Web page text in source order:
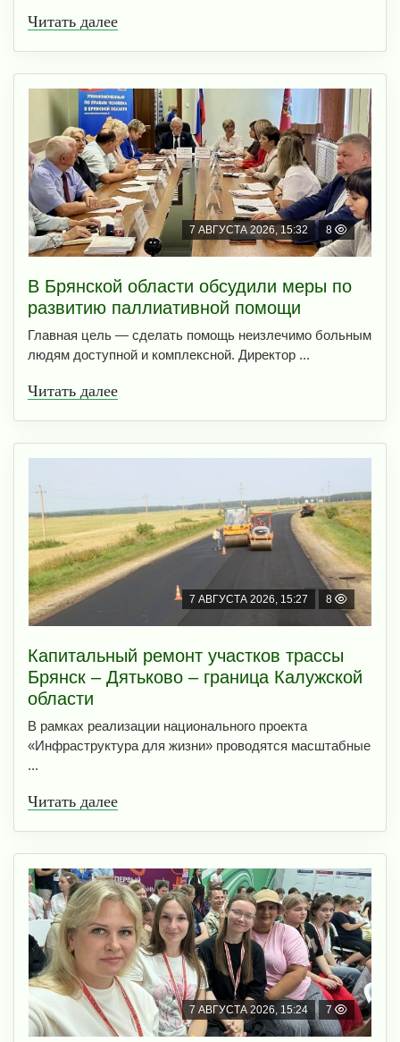
Читать далее
7 АВГУСТА 2026, 15:32 8
В Брянской области обсудили меры по
развитию паллиативной помощи
Главная цель — сделать помощь неизлечимо больным
людям доступной и комплексной. Директор ...
Читать далее
7 АВГУСТА 2026, 15:27 8
Капитальный ремонт участков трассы
Брянск – Дятьково – граница Калужской
области
В рамках реализации национального проекта
«Инфраструктура для жизни» проводятся масштабные
...
Читать далее
7 АВГУСТА 2026, 15:24 7